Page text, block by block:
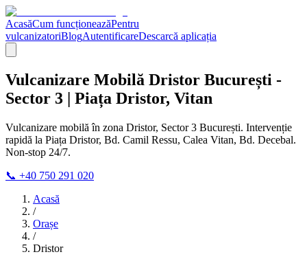
AcasăCum funcționeazăPentru
vulcanizatoriBlogAutentificareDescarcă aplicația
Vulcanizare Mobilă Dristor București -
Sector 3 | Piața Dristor, Vitan
Vulcanizare mobilă în zona Dristor, Sector 3 București. Intervenție
rapidă la Piața Dristor, Bd. Camil Ressu, Calea Vitan, Bd. Decebal.
Non-stop 24/7.
📞 +40 750 291 020
Acasă
/
Orașe
/
Dristor